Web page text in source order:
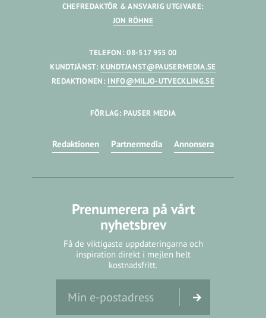
CHEFREDAKTÖR & ANSVARIG UTGIVARE:
JON RÖHNE
TELEFON: 08-517 955 00
KUNDTJÄNST: KUNDTJANST@PAUSERMEDIA.SE
REDAKTIONEN: INFO@MILJO-UTVECKLING.SE
FÖRLAG: PAUSER MEDIA
Redaktionen Partnermedia Annonsera
Prenumerera på vårt
nyhetsbrev
Få de viktigaste uppdateringarna och
inspiration direkt i mejlen helt
kostnadsfritt.